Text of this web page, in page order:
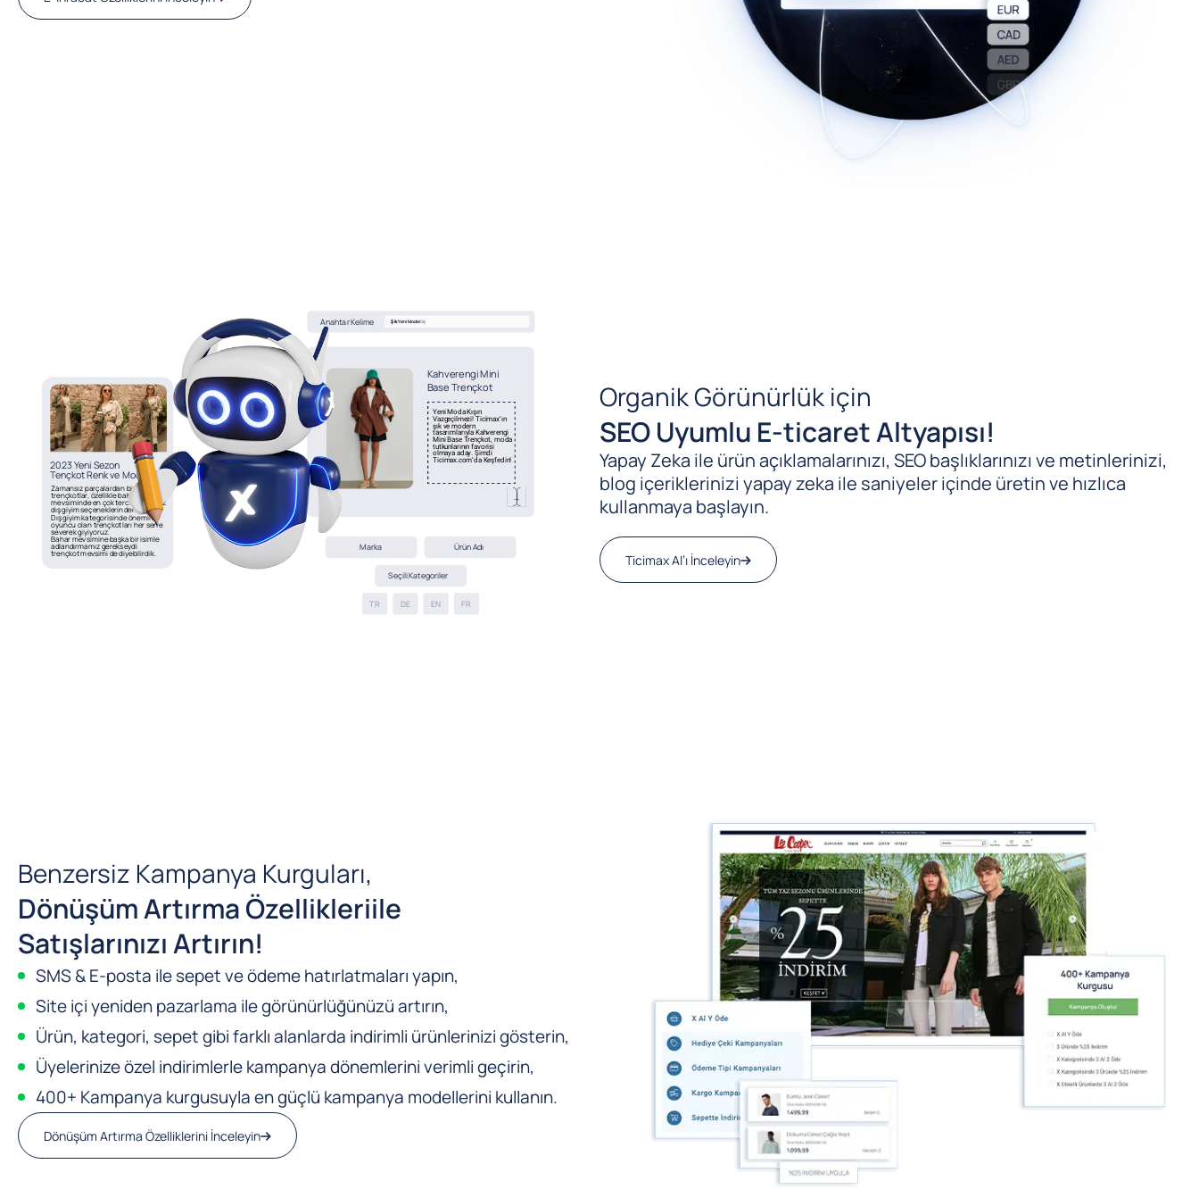
Organik Görünürlük için
SEO Uyumlu E-ticaret Altyapısı!
Yapay Zeka ile ürün açıklamalarınızı, SEO başlıklarınızı ve metinlerinizi,
blog içeriklerinizi yapay zeka ile saniyeler içinde üretin ve hızlıca
kullanmaya başlayın.
Ticimax AI’ı İnceleyin
Benzersiz Kampanya Kurguları,
Dönüşüm Artırma Özellikleriile
Satışlarınızı Artırın!
SMS & E-posta ile sepet ve ödeme hatırlatmaları yapın,
Site içi yeniden pazarlama ile görünürlüğünüzü artırın,
Ürün, kategori, sepet gibi farklı alanlarda indirimli ürünlerinizi gösterin,
Üyelerinize özel indirimlerle kampanya dönemlerini verimli geçirin,
400+ Kampanya kurgusuyla en güçlü kampanya modellerini kullanın.
Dönüşüm Artırma Özelliklerini İnceleyin